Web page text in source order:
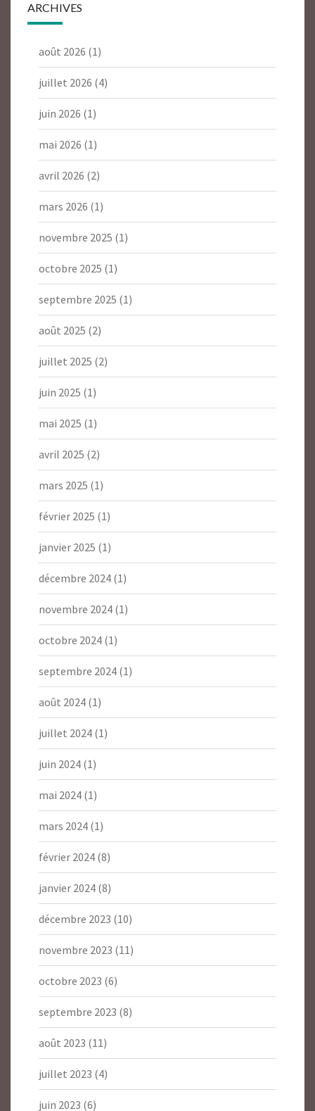
ARCHIVES
août 2026 (1)
juillet 2026 (4)
juin 2026 (1)
mai 2026 (1)
avril 2026 (2)
mars 2026 (1)
novembre 2025 (1)
octobre 2025 (1)
septembre 2025 (1)
août 2025 (2)
juillet 2025 (2)
juin 2025 (1)
mai 2025 (1)
avril 2025 (2)
mars 2025 (1)
février 2025 (1)
janvier 2025 (1)
décembre 2024 (1)
novembre 2024 (1)
octobre 2024 (1)
septembre 2024 (1)
août 2024 (1)
juillet 2024 (1)
juin 2024 (1)
mai 2024 (1)
mars 2024 (1)
février 2024 (8)
janvier 2024 (8)
décembre 2023 (10)
novembre 2023 (11)
octobre 2023 (6)
septembre 2023 (8)
août 2023 (11)
juillet 2023 (4)
juin 2023 (6)